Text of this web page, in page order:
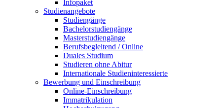
Infopaket
Studienangebote
Studiengänge
Bachelorstudiengänge
Masterstudiengänge
Berufsbegleitend / Online
Duales Studium
Studieren ohne Abitur
Internationale Studieninteressierte
Bewerbung und Einschreibung
Online-Einschreibung
Immatrikulation